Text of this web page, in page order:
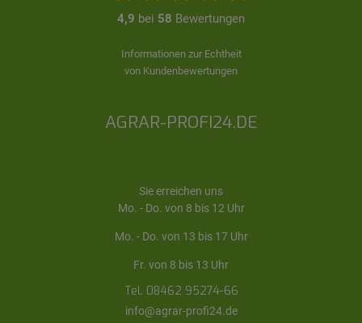
4,9 bei 58 Bewertungen
Informationen zur Echtheit
von Kundenbewertungen
AGRAR-PROFI24.DE
Sie erreichen uns
Mo. - Do. von 8 bis 12 Uhr
Mo. - Do. von 13 bis 17 Uhr
Fr. von 8 bis 13 Uhr
Tel. 08462 95274-66
info@agrar-profi24.de